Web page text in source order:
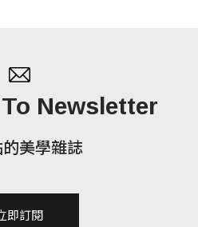
Newsletter
美學雜誌
即訂閱